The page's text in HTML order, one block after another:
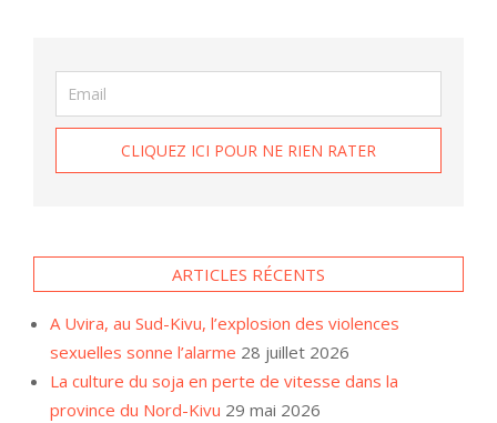
ARTICLES RÉCENTS
A Uvira, au Sud-Kivu, l’explosion des violences
sexuelles sonne l’alarme 28 juillet 2026
La culture du soja en perte de vitesse dans la
province du Nord-Kivu 29 mai 2026